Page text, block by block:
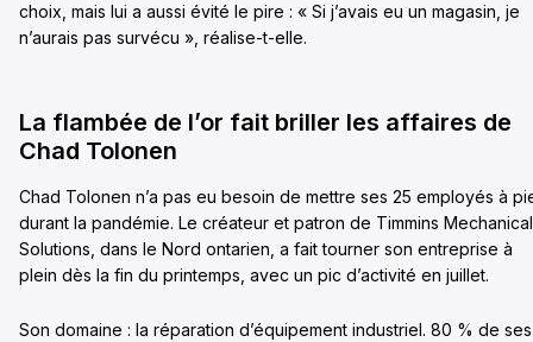
choix, mais lui a aussi évité le pire : « Si j’avais eu un magasin, je
n’aurais pas survécu », réalise-t-elle.
La flambée de l’or fait briller les affaires de
Chad Tolonen
Chad Tolonen n’a pas eu besoin de mettre ses 25 employés à
durant la pandémie. Le créateur et patron de Timmins Mechanical
Solutions, dans le Nord ontarien, a fait tourner son entreprise à
plein dès la fin du printemps, avec un pic d’activité en juillet.
Son domaine : la réparation d’équipement industriel. 80 % de ses